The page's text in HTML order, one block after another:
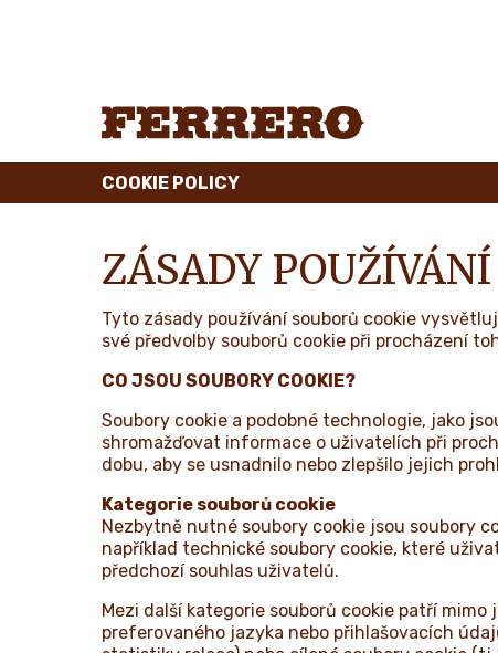
COOKIE POLICY
ZÁSADY
Tyto zásady používání souborů cookie
své předvolby souborů cookie při procházení
CO JSOU SOUBORY COOKIE?
Soubory cookie a podobné technologie, jako
shromažďovat informace o uživatelích při
dobu, aby se usnadnilo nebo zlepšilo jejich
Kategorie souborů cookie
Nezbytně nutné soubory cookie jsou soubory
například technické soubory cookie, které
předchozí souhlas uživatelů.
Mezi další kategorie souborů cookie patří
preferovaného jazyka nebo přihlašovacích